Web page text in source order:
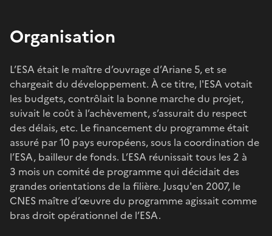
Organisation
L’ESA était le maître d’ouvrage d’Ariane 5, et se
chargeait du développement. À ce titre, l'ESA votait
les budgets, contrôlait la bonne marche du projet,
suivait le coût à l’achèvement, s’assurait du respect
des délais, etc. Le financement du programme était
assuré par 10 pays européens, sous la coordination de
l’ESA, bailleur de fonds. L’ESA réunissait tous les 2 à
3 mois un comité de programme qui décidait des
grandes orientations de la filière. Jusqu'en 2007, le
CNES maître d’œuvre du programme agissait comme
bras droit opérationnel de l’ESA.